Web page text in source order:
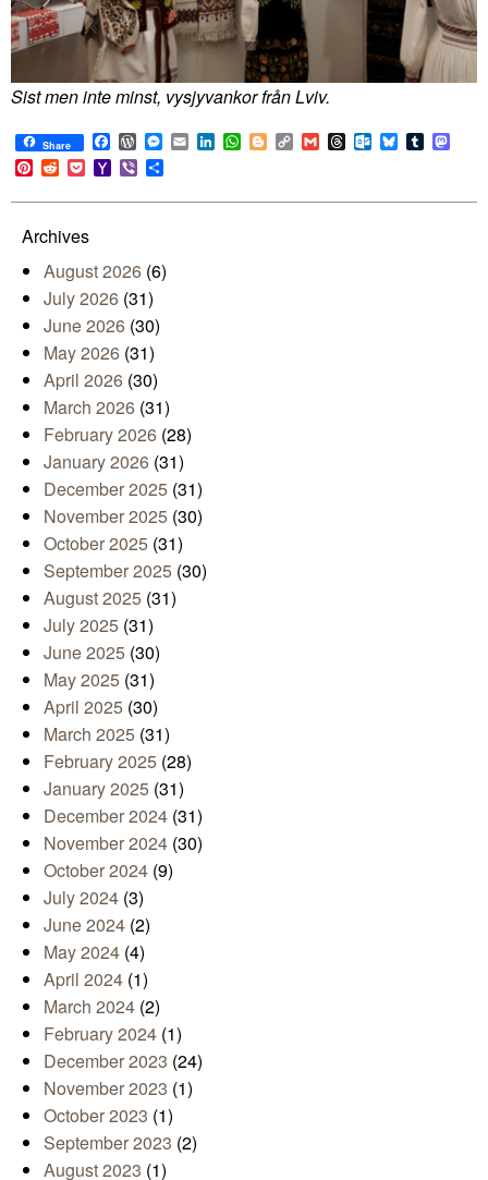
Sist men inte minst, vysjyvankor från Lviv.
Share Facebook
WordPress
Messenger
EmailLinkedIn
WhatsApp
BloggerCopy
Link
GmailThreadsOutlook.com
BlueskyTumblr
Pinterest
RedditPocketYahoo
Mail
Viber
Archives
August 2026 (6)
July 2026 (31)
June 2026 (30)
May 2026 (31)
April 2026 (30)
March 2026 (31)
February 2026 (28)
January 2026 (31)
December 2025 (31)
November 2025 (30)
October 2025 (31)
September 2025 (30)
August 2025 (31)
July 2025 (31)
June 2025 (30)
May 2025 (31)
April 2025 (30)
March 2025 (31)
February 2025 (28)
January 2025 (31)
December 2024 (31)
November 2024 (30)
October 2024 (9)
July 2024 (3)
June 2024 (2)
May 2024 (4)
April 2024 (1)
March 2024 (2)
February 2024 (1)
December 2023 (24)
November 2023 (1)
October 2023 (1)
September 2023 (2)
August 2023 (1)